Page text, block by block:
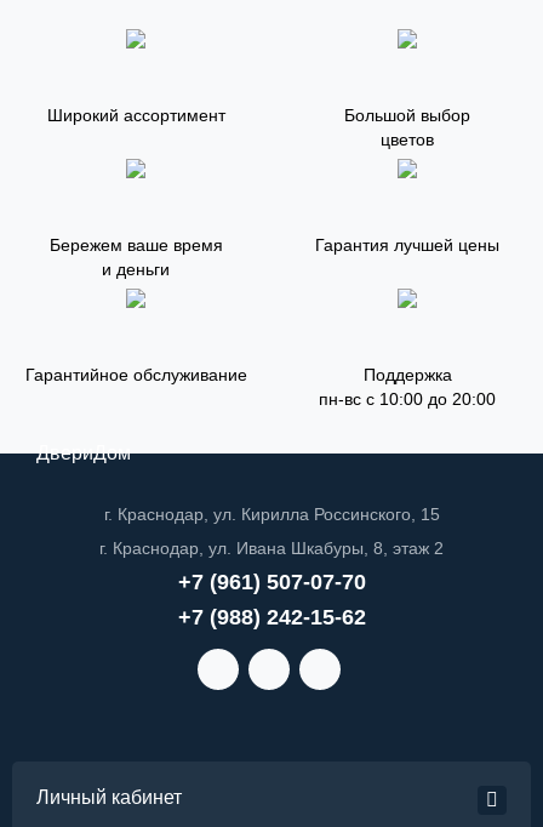
Широкий ассортимент
Большой выбор
цветов
Бережем ваше время
и деньги
Гарантия лучшей цены
Гарантийное обслуживание
Поддержка
пн-вс с 10:00 до 20:00
ДвериДом
г. Краснодар, ул. Кирилла Россинского, 15
г. Краснодар, ул. Ивана Шкабуры, 8, этаж 2
+7 (961) 507-07-70
+7 (988) 242-15-62
Личный кабинет